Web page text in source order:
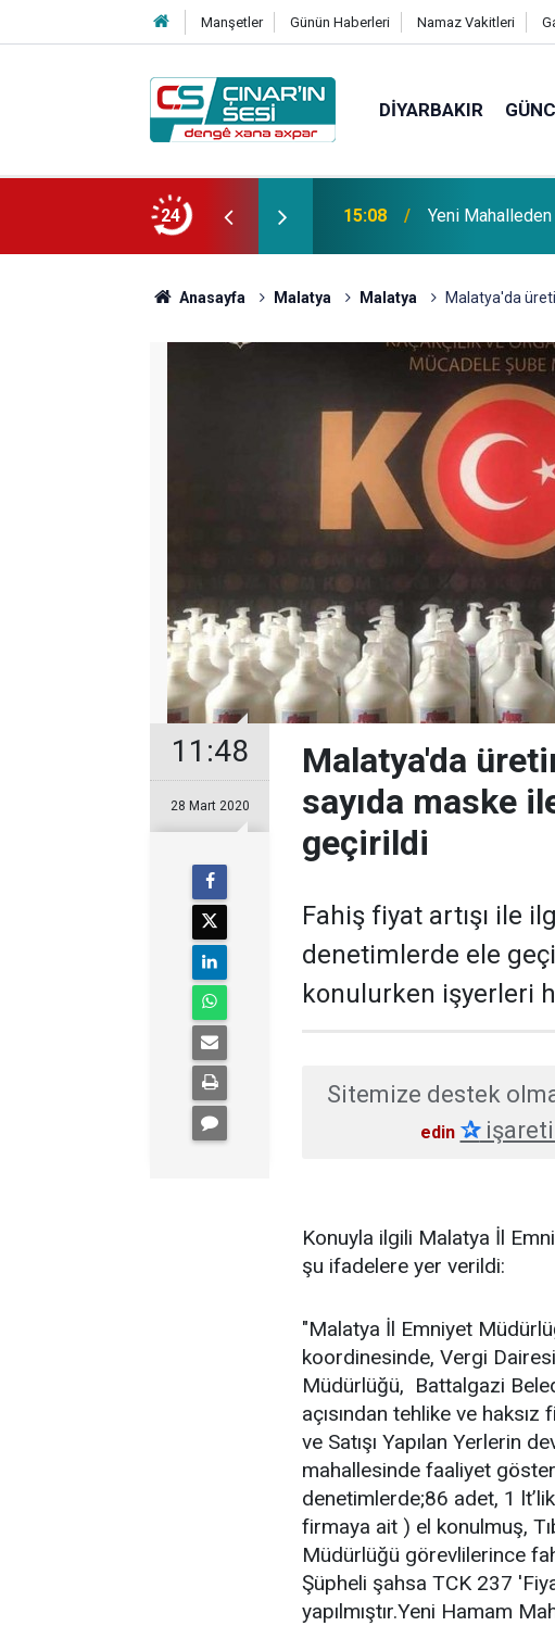
Manşetler Günün Haberleri Namaz Vakitleri
DIYARBAKIR
24 14:51 Çınar ilçemize
Anasayfa Malatya Malatya Malatya'da
11:48
28 Mart 2020
Malatya'da
sayıda maske
geçirildi
Fahiş fiyat artışı ile
denetimlerde ele
konulurken işyerleri
Sitemize destek
edin ✰
Konuyla ilgili Malatya İl
şu ifadelere yer verildi:
"Malatya İl Emniyet
koordinesinde, Vergi
Müdürlüğü, Battalgazi
açısından tehlike ve
ve Satışı Yapılan Yerlerin
mahallesinde faaliyet
denetimlerde;86 adet, 1
firmaya ait ) el konulmuş,
Müdürlüğü görevlilerince
Şüpheli şahsa TCK 237
yapılmıştır.Yeni Hamam